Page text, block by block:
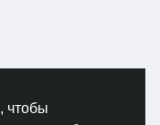
чтобы